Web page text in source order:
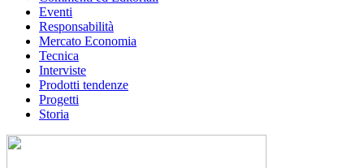
Eventi
Responsabilità
Mercato Economia
Tecnica
Interviste
Prodotti tendenze
Progetti
Storia